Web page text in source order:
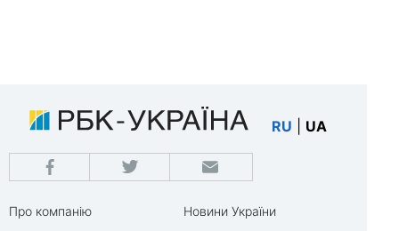
RU UA
Про компанію
Новини України